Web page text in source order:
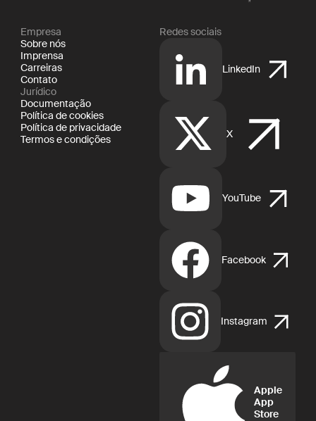
Empresa
Sobre nós
Imprensa
Carreiras
Contato
Jurídico
Documentação
Política de cookies
Política de privacidade
Termos e condições
Redes sociais
LinkedIn
X
YouTube
Facebook
Instagram
Apple
App
Store